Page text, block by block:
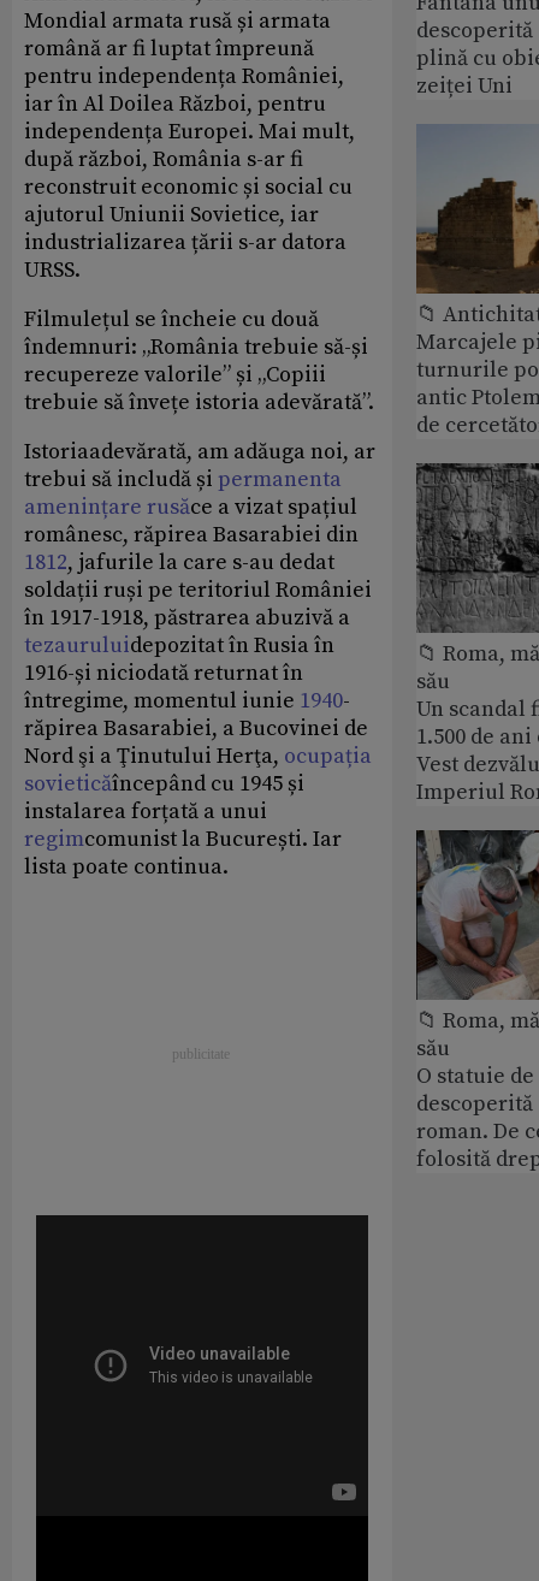
Mondial armata rusă și armata
română ar fi luptat împreună
pentru independența României,
iar în Al Doilea Război, pentru
independența Europei. Mai mult,
după război, România s-ar fi
reconstruit economic și social cu
ajutorul Uniunii Sovietice, iar
industrializarea țării s-ar datora
URSS.
Filmulețul se încheie cu două
îndemnuri: „România trebuie să-și
recupereze valorile” și „Copiii
trebuie să învețe istoria adevărată”.
Istoriaadevărată, am adăuga noi, ar
trebui să includă și permanenta
amenințare rusăce a vizat spațiul
românesc, răpirea Basarabiei din
1812, jafurile la care s-au dedat
soldații ruși pe teritoriul României
în 1917-1918, păstrarea abuzivă a
tezauruluidepozitat în Rusia în
1916-și niciodată returnat în
întregime, momentul iunie 1940-
răpirea Basarabiei, a Bucovinei de
Nord şi a Ţinutului Herţa, ocupația
sovieticăîncepând cu 1945 și
instalarea forțată a unui
regimcomunist la București. Iar
lista poate continua.
plină cu
zeiței Uni
📁
Marcajele
turnurile
antic
de
📁 Roma,
său
Un scandal
1.500 de
Vest
Imperiul
📁 Roma,
său
O statuie
roman. De
folosită